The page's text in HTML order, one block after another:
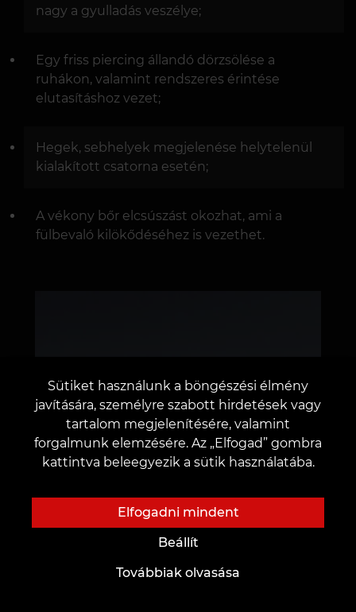
nagy a gyulladás veszélye;
Egy friss piercing állandó dörzsölése a
ruhákon, valamint rendszeres érintése
elutasításhoz vezet;
Hegek, sebhelyek megjelenése helytelenül
kialakított csatorna esetén;
A vékony bőr elcsúszást okozhat, ami a
fülbevaló kilökődéséhez is vezethet.
Sütiket használunk a böngészési élmény
javítására, személyre szabott hirdetések vagy
tartalom megjelenítésére, valamint
forgalmunk elemzésére. Az „Elfogad” gombra
kattintva beleegyezik a sütik használatába.
Elfogadni mindent
Beállít
Továbbiak olvasása